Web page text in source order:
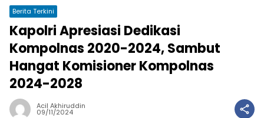
Berita Terkini
Kapolri Apresiasi Dedikasi
Kompolnas 2020-2024, Sambut
Hangat Komisioner Kompolnas
2024-2028
Acil Akhiruddin
09/11/2024